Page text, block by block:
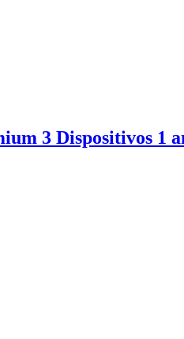
3 Dispositivos 1